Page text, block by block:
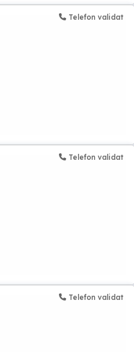
Telefon validat
Telefon validat
Telefon validat